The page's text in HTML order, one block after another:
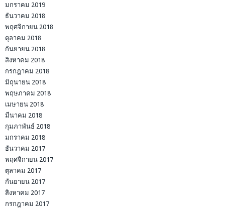
มกราคม 2019
ธันวาคม 2018
พฤศจิกายน 2018
ตุลาคม 2018
กันยายน 2018
สิงหาคม 2018
กรกฎาคม 2018
มิถุนายน 2018
พฤษภาคม 2018
เมษายน 2018
มีนาคม 2018
กุมภาพันธ์ 2018
มกราคม 2018
ธันวาคม 2017
พฤศจิกายน 2017
ตุลาคม 2017
กันยายน 2017
สิงหาคม 2017
กรกฎาคม 2017